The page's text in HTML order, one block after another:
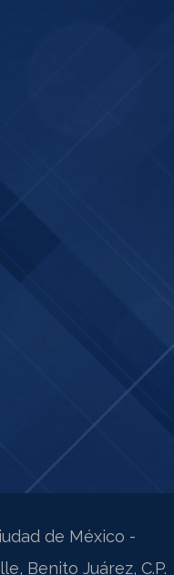
de México -
Benito Juárez, C.P.